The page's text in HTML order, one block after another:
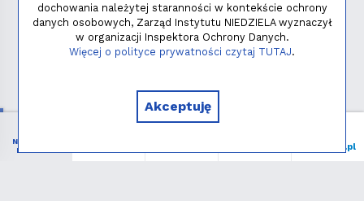
Polityka prywatności
Copyright © 2026 - Instytut NIEDZIELA
NIEZBĘDNIK
KATOLIKA
niedziela.pl
dochowania należytej staranności w kontekście ochrony
danych osobowych, Zarząd Instytutu NIEDZIELA wyznaczył
w organizacji Inspektora Ochrony Danych.
Więcej o polityce prywatności czytaj TUTAJ.
Akceptuję